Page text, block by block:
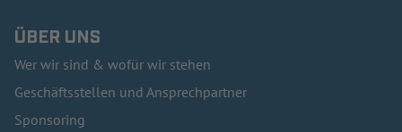
ÜBER UNS
Wer wir sind & wofür wir stehen
Geschäftsstellen und Ansprechpartner
Sponsoring